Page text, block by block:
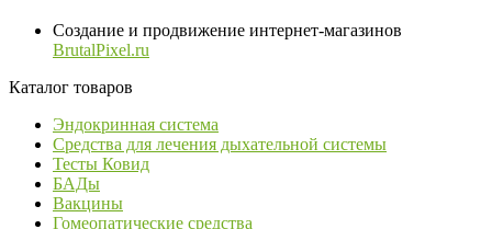
Создание и продвижение интернет-магазинов
BrutalPixel.ru
Каталог товаров
Эндокринная система
Средства для лечения дыхательной системы
Тесты Ковид
БАДы
Вакцины
Гомеопатические средства